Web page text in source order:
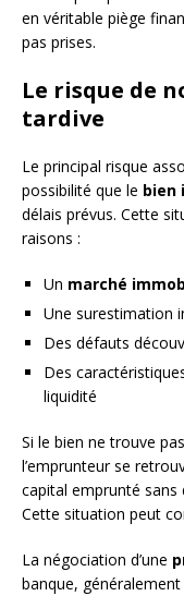
en véritable piège
pas prises.
Le risque de
tardive
Le principal risque
possibilité que le bien
délais prévus. Cette
raisons :
Un marché
Une surestimation
Des défauts
Des
liquidité
Si le bien ne trouve
l’emprunteur se
capital emprunté sans
Cette situation peut
La négociation d’une
banque,